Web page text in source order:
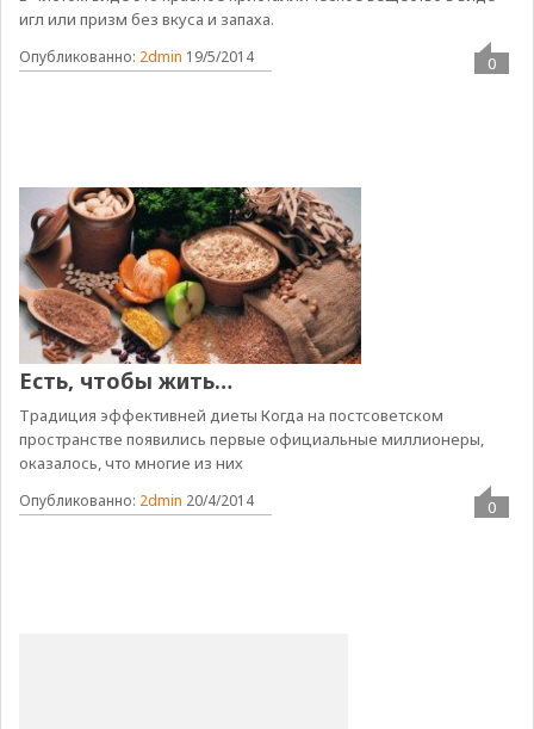
игл или призм без вкуса и запаха.
Опубликованно: 2dmin 19/5/2014 0
Есть, чтобы жить…
Традиция эффективней диеты Когда на постсоветском
пространстве появились первые официальные миллионеры,
оказалось, что многие из них
Опубликованно: 2dmin 20/4/2014 0